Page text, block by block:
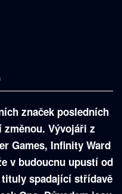
značek posledních
změnou. Vývojáři z
Games, Infinity Ward
v budoucnu upustí od
spadající střídavě